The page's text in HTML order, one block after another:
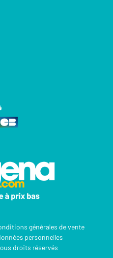
générales de vente
personnelles
droits réservés